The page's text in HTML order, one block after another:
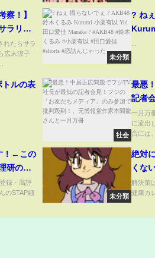
察！】
ラリー
から広
聞いた
れたらサラ
広末涼子
未分類
? ね
ルの表
社会
最悪
記者
み参
さん
一月万
に流出
合には
！←この
研の元
切り抜
内寂聴
録・高評
のSTAP細
未分類
絶対
くな
※解決
解決策
健康カ